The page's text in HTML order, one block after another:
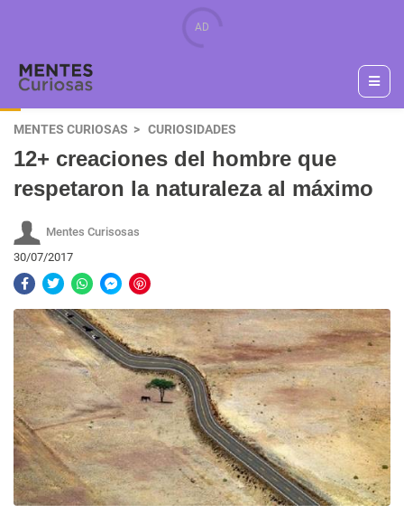
MENTES CURIOSAS CURIOSIDADES
12+ creaciones del hombre que
respetaron la naturaleza al máximo
Mentes Curisosas
30/07/2017